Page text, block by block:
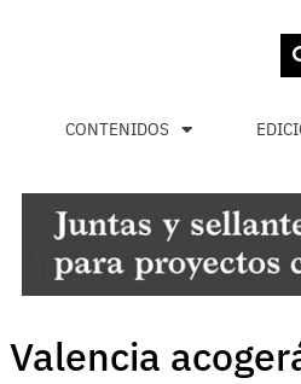
CONTENIDOS
Valencia